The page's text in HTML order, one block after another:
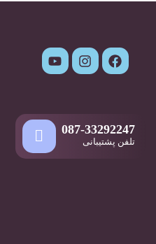
087-33292247
تلفن پشتیبانی